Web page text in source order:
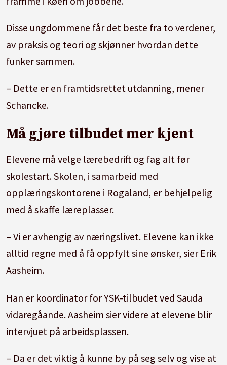
Disse ungdommene får det beste fra to verdener,
av praksis og teori og skjønner hvordan dette
funker sammen.
– Dette er en framtidsrettet utdanning, mener
Schancke.
Må gjøre tilbudet mer kjent
Elevene må velge lærebedrift og fag alt før
skolestart. Skolen, i samarbeid med
opplæringskontorene i Rogaland, er behjelpelig
med å skaffe læreplasser.
– Vi er avhengig av næringslivet. Elevene kan ikke
alltid regne med å få oppfylt sine ønsker, sier Erik
Aasheim.
Han er koordinator for YSK-tilbudet ved Sauda
vidaregåande. Aasheim sier videre at elevene blir
intervjuet på arbeidsplassen.
– Da er det viktig å kunne by på seg selv og vise at